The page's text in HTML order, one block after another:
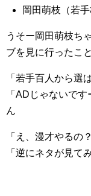
岡田萌枝（若手
うそー岡田萌枝ち
ブを見に行ったこ
「若手百人から選
「ADじゃないで
ん
「え、漫才やるの
「逆にネタが見て